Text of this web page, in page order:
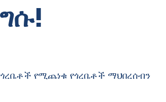
የሚጨነቁ የጎረቤቶች ማህበረሰብን